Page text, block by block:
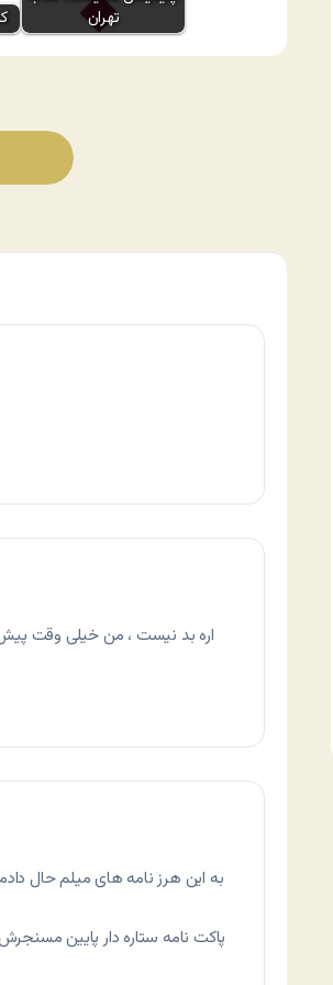
تهران
اره بد نیست ، من خیلی وقت
پاکت نامه ستاره دار پایین